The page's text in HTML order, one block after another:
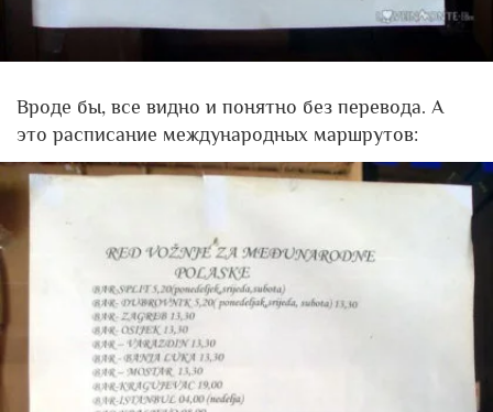
Вроде бы, все видно и понятно без перевода. А
это расписание международных маршрутов: